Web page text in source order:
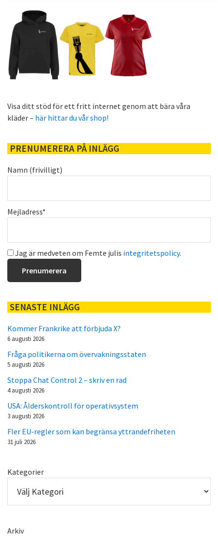
Visa ditt stöd för ett fritt internet genom att bära våra
kläder – här hittar du vår shop!
PRENUMERERA PÅ INLÄGG
Namn (frivilligt)
Mejladress*
Jag är medveten om Femte julis integritetspolicy.
SENASTE INLÄGG
Kommer Frankrike att förbjuda X?
6 augusti 2026
Fråga politikerna om övervakningsstaten
5 augusti 2026
Stoppa Chat Control 2 – skriv en rad
4 augusti 2026
USA: Ålderskontroll för operativsystem
3 augusti 2026
Fler EU-regler som kan begränsa yttrandefriheten
31 juli 2026
Kategorier
Arkiv